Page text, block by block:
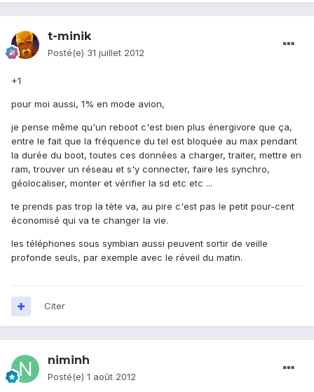
t-minik
Posté(e) 31 juillet 2012
+1
pour moi aussi, 1% en mode avion,
je pense même qu'un reboot c'est bien plus énergivore que ça,
entre le fait que la fréquence du tel est bloquée au max pendant
la durée du boot, toutes ces données a charger, traiter, mettre en
ram, trouver un réseau et s'y connecter, faire les synchro,
géolocaliser, monter et vérifier la sd etc etc ...
te prends pas trop la tète va, au pire c'est pas le petit pour-cent
économisé qui va te changer la vie.
les téléphones sous symbian aussi peuvent sortir de veille
profonde seuls, par exemple avec le réveil du matin.
Citer
niminh
Posté(e) 1 août 2012